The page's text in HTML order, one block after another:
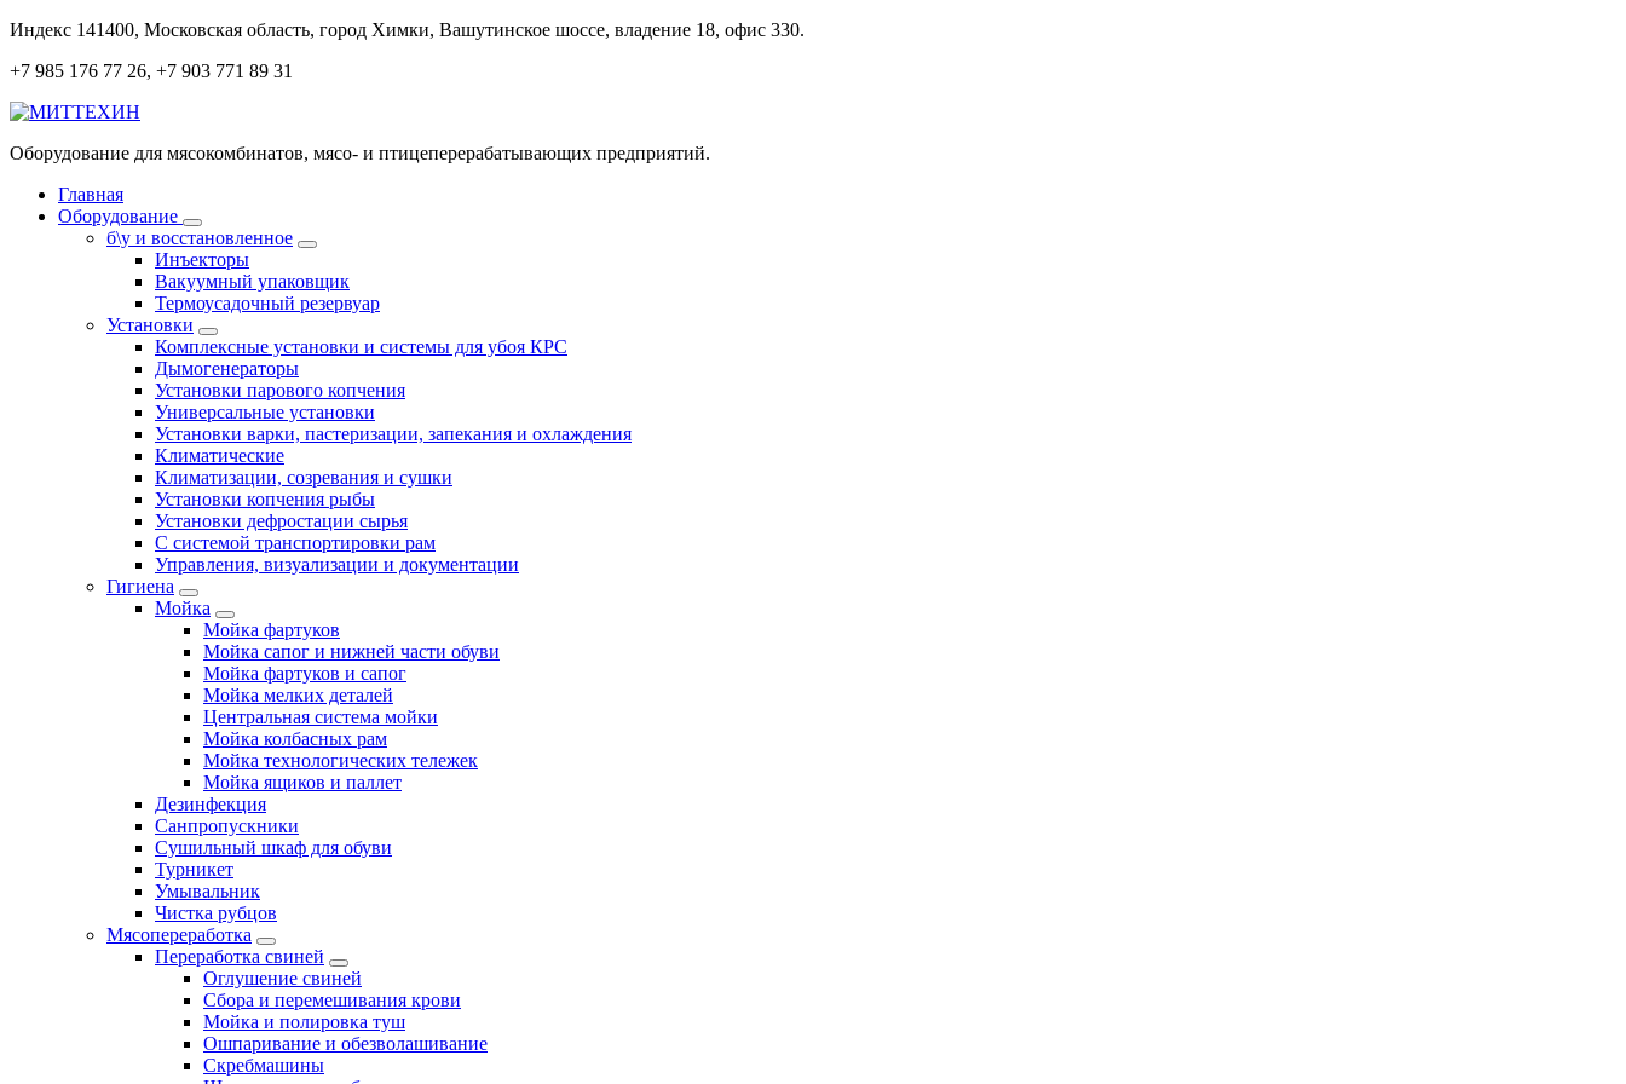
Перейти
содержанию
Индекс 141400, Московская область, город Химки, Вашутинское шоссе, владение 18, офис 330.
+7 985 176 77 26, +7 903 771 89 31
Оборудование для мясокомбинатов, мясо- и птицеперерабатывающих предприятий.
Главная
Оборудование
б\у и восстановленное
Инъекторы
Вакуумный упаковщик
Термоусадочный резервуар
Установки
Комплексные установки и системы для убоя КРС
Дымогенераторы
Установки парового копчения
Универсальные установки
Установки варки, пастеризации, запекания и охлаждения
Климатические
Климатизации, созревания и сушки
Установки копчения рыбы
Установки дефростации сырья
С системой транспортировки рам
Управления, визуализации и документации
Гигиена
Мойка
Мойка фартуков
Мойка сапог и нижней части обуви
Мойка фартуков и сапог
Мойка мелких деталей
Центральная система мойки
Мойка колбасных рам
Мойка технологических тележек
Мойка ящиков и паллет
Дезинфекция
Санпропускники
Сушильный шкаф для обуви
Турникет
Умывальник
Чистка рубцов
Мясопереработка
Переработка свиней
Оглушение свиней
Сбора и перемешивания крови
Мойка и полировка туш
Ошпаривание и обезволашивание
Скребмашины